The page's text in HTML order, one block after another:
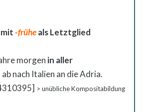
-früheals Letztglied
morgen in aller
ab nach Italien an die Adria.
> unübliche Kompositabildung